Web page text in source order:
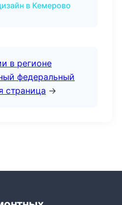
в Кемерово
в регионе
федеральный
страница →